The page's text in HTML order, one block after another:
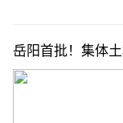
岳阳首批！集体